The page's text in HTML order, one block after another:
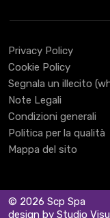
Privacy Policy
Cookie Policy
Segnala un illecito
Note Legali
Condizioni generali
Politica per la qualità
Mappa del sito
© 2026 Scp Spa
design by Studio